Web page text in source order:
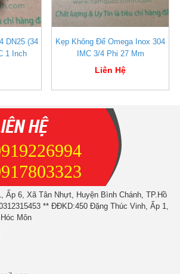
DN25 (34
1 Inch
Kẹp Không Đế Omega Inox 304
IMC 3/4 Phi 27 Mm
Liên Hệ
Ấp 6, Xã Tân Nhựt, Huyện Bình Chánh, TP.Hồ
** ĐĐKD:450 Đặng Thúc Vinh, Ấp 1,
Môn